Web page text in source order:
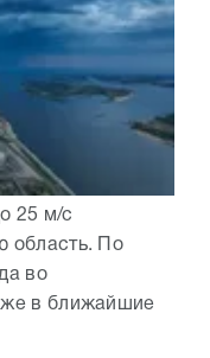
25 м/с
область. По
во
в ближайшие